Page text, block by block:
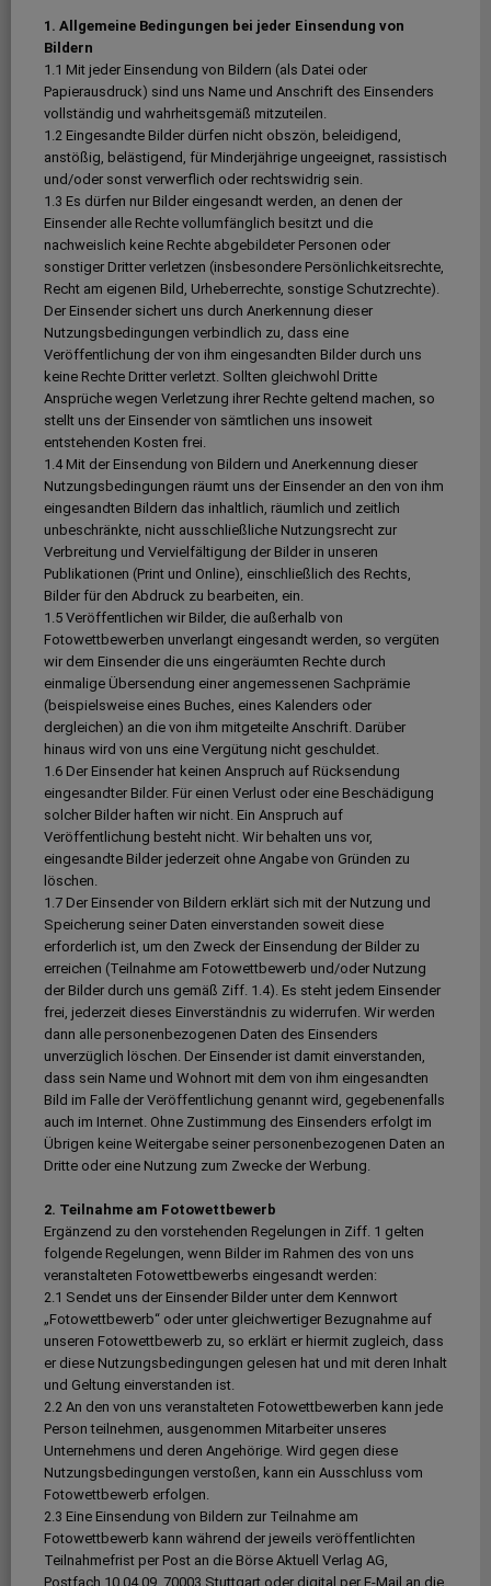
1. Allgemeine Bedingungen bei jeder Einsendung von
Bildern
1.1 Mit jeder Einsendung von Bildern (als Datei oder
Papierausdruck) sind uns Name und Anschrift des Einsenders
vollständig und wahrheitsgemäß mitzuteilen.
1.2 Eingesandte Bilder dürfen nicht obszön, beleidigend,
anstößig, belästigend, für Minderjährige ungeeignet, rassistisch
und/oder sonst verwerflich oder rechtswidrig sein.
1.3 Es dürfen nur Bilder eingesandt werden, an denen der
Einsender alle Rechte vollumfänglich besitzt und die
nachweislich keine Rechte abgebildeter Personen oder
sonstiger Dritter verletzen (insbesondere Persönlichkeitsrechte,
Recht am eigenen Bild, Urheberrechte, sonstige Schutzrechte).
Der Einsender sichert uns durch Anerkennung dieser
Nutzungsbedingungen verbindlich zu, dass eine
Veröffentlichung der von ihm eingesandten Bilder durch uns
keine Rechte Dritter verletzt. Sollten gleichwohl Dritte
Ansprüche wegen Verletzung ihrer Rechte geltend machen, so
stellt uns der Einsender von sämtlichen uns insoweit
entstehenden Kosten frei.
1.4 Mit der Einsendung von Bildern und Anerkennung dieser
Nutzungsbedingungen räumt uns der Einsender an den von ihm
eingesandten Bildern das inhaltlich, räumlich und zeitlich
unbeschränkte, nicht ausschließliche Nutzungsrecht zur
Verbreitung und Vervielfältigung der Bilder in unseren
Publikationen (Print und Online), einschließlich des Rechts,
Bilder für den Abdruck zu bearbeiten, ein.
1.5 Veröffentlichen wir Bilder, die außerhalb von
Fotowettbewerben unverlangt eingesandt werden, so vergüten
wir dem Einsender die uns eingeräumten Rechte durch
einmalige Übersendung einer angemessenen Sachprämie
(beispielsweise eines Buches, eines Kalenders oder
dergleichen) an die von ihm mitgeteilte Anschrift. Darüber
hinaus wird von uns eine Vergütung nicht geschuldet.
1.6 Der Einsender hat keinen Anspruch auf Rücksendung
eingesandter Bilder. Für einen Verlust oder eine Beschädigung
solcher Bilder haften wir nicht. Ein Anspruch auf
Veröffentlichung besteht nicht. Wir behalten uns vor,
eingesandte Bilder jederzeit ohne Angabe von Gründen zu
löschen.
1.7 Der Einsender von Bildern erklärt sich mit der Nutzung und
Speicherung seiner Daten einverstanden soweit diese
erforderlich ist, um den Zweck der Einsendung der Bilder zu
erreichen (Teilnahme am Fotowettbewerb und/oder Nutzung
der Bilder durch uns gemäß Ziff. 1.4). Es steht jedem Einsender
frei, jederzeit dieses Einverständnis zu widerrufen. Wir werden
dann alle personenbezogenen Daten des Einsenders
unverzüglich löschen. Der Einsender ist damit einverstanden,
dass sein Name und Wohnort mit dem von ihm eingesandten
Bild im Falle der Veröffentlichung genannt wird, gegebenenfalls
auch im Internet. Ohne Zustimmung des Einsenders erfolgt im
Übrigen keine Weitergabe seiner personenbezogenen Daten an
Dritte oder eine Nutzung zum Zwecke der Werbung.
2. Teilnahme am Fotowettbewerb
Ergänzend zu den vorstehenden Regelungen in Ziff. 1 gelten
folgende Regelungen, wenn Bilder im Rahmen des von uns
veranstalteten Fotowettbewerbs eingesandt werden:
2.1 Sendet uns der Einsender Bilder unter dem Kennwort
„Fotowettbewerb“ oder unter gleichwertiger Bezugnahme auf
unseren Fotowettbewerb zu, so erklärt er hiermit zugleich, dass
er diese Nutzungsbedingungen gelesen hat und mit deren Inhalt
und Geltung einverstanden ist.
2.2 An den von uns veranstalteten Fotowettbewerben kann jede
Person teilnehmen, ausgenommen Mitarbeiter unseres
Unternehmens und deren Angehörige. Wird gegen diese
Nutzungsbedingungen verstoßen, kann ein Ausschluss vom
Fotowettbewerb erfolgen.
2.3 Eine Einsendung von Bildern zur Teilnahme am
Fotowettbewerb kann während der jeweils veröffentlichten
Teilnahmefrist per Post an die Börse Aktuell Verlag AG,
Postfach 10 04 09, 70003 Stuttgart oder digital per E-Mail an die